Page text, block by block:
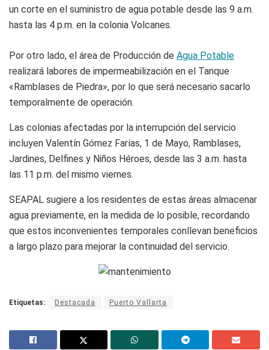
un corte en el suministro de agua potable desde las 9 a.m.
hasta las 4 p.m. en la colonia Volcanes.
Por otro lado, el área de Producción de Agua Potable
realizará labores de impermeabilización en el Tanque
«Ramblases de Piedra», por lo que será necesario sacarlo
temporalmente de operación.
Las colonias afectadas por la interrupción del servicio
incluyen Valentín Gómez Farías, 1 de Mayo, Ramblases,
Jardines, Delfines y Niños Héroes, desde las 3 a.m. hasta
las 11 p.m. del mismo viernes.
SEAPAL sugiere a los residentes de estas áreas almacenar
agua previamente, en la medida de lo posible, recordando
que estos inconvenientes temporales conllevan beneficios
a largo plazo para mejorar la continuidad del servicio.
Etiquetas: Destacada Puerto Vallarta